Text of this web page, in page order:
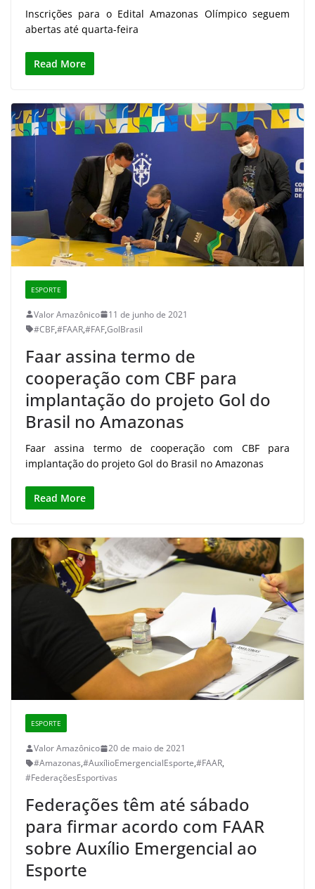
Inscrições para o Edital Amazonas Olímpico seguem
abertas até quarta-feira
Read More
ESPORTE
Valor Amazônico
11 de junho de 2021
#CBF,#FAAR,#FAF,GolBrasil
Faar assina termo de
cooperação com CBF para
implantação do projeto Gol do
Brasil no Amazonas
Faar assina termo de cooperação com CBF para
implantação do projeto Gol do Brasil no Amazonas
Read More
ESPORTE
Valor Amazônico
20 de maio de 2021
#Amazonas,#AuxílioEmergencialEsporte,#FAAR,
#FederaçõesEsportivas
Federações têm até sábado
para firmar acordo com FAAR
sobre Auxílio Emergencial ao
Esporte